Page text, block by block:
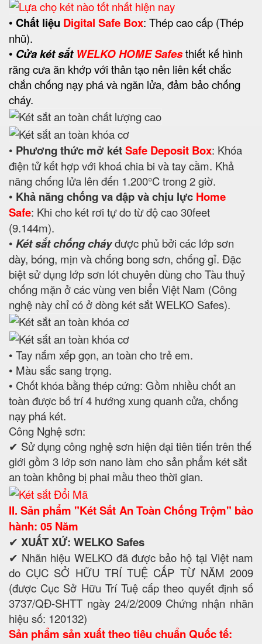
• Chất liệu Digital Safe Box: Thép cao cấp (Thép
nhũ).
• Cửa két sắt WELKO HOME Safesthiết kế hình
răng cưa ăn khớp với thân tạo nên liên kết chắc
chắn chống nạy phá và ngăn lửa, đảm bảo chống
cháy.
• Phương thức mở kétSafe Deposit Box: Khóa
điện tử kết hợp với khoá chia bi và tay cầm. Khả
năng chống lửa lên đến 1.200°C trong 2 giờ.
• Khả năng chống va đập và chịu lực Home
Safe: Khi cho két rơi tự do từ độ cao 30feet
(9.144m).
• Két sắt chống cháyđược phủ bởi các lớp sơn
dày, bóng, mịn và chống bong sơn, chống gỉ. Đặc
biệt sử dụng lớp sơn lót chuyên dùng cho Tàu thuỷ
chống mặn ở các vùng ven biển Việt Nam (Công
nghệ này chỉ có ở dòng két sắt WELKO Safes).
• Tay nắm xếp gọn, an toàn cho trẻ em.
• Màu sắc sang trọng.
• Chốt khóa bằng thép cứng: Gồm nhiều chốt an
toàn được bố trí 4 hướng xung quanh cửa, chống
nạy phá két.
Công Nghệ sơn:
✔ Sử dụng công nghệ sơn hiện đại tiên tiến trên thế
giới gồm 3 lớp sơn nano làm cho sản phẩm két sắt
an toàn không bị phai mầu theo thời gian.
II. Sản phẩm "Két Sắt An Toàn Chống Trộm" bảo
hành: 05 Năm
✔ XUẤT XỨ: WELKO Safes
✔ Nhãn hiệu WELKO đã được bảo hộ tại Việt nam
do CỤC SỞ HỮU TRÍ TUỆ CẤP TỪ NĂM 2009
(được Cục Sở Hữu Trí Tuệ cấp theo quyết định số
3737/QĐ-SHTT ngày 24/2/2009 Chứng nhận nhãn
hiệu số: 120132)
Sản phẩm sản xuất theo tiêu chuẩn Quốc tế: